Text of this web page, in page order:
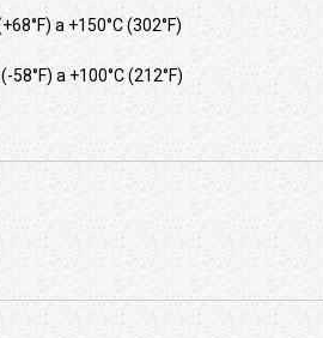
a +150°C (302°F)
a +100°C (212°F)